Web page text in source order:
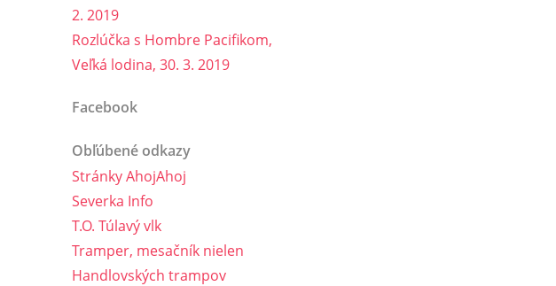
2. 2019
Rozlúčka s Hombre Pacifikom,
Veľká lodina, 30. 3. 2019
Facebook
Obľúbené odkazy
Stránky AhojAhoj
Severka Info
T.O. Túlavý vlk
Tramper, mesačník nielen
Handlovských trampov